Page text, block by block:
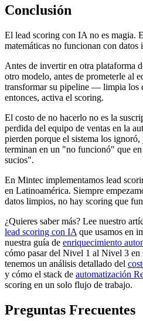
Conclusión
El lead scoring con IA no es magia.
matemáticas no funcionan con datos
Antes de invertir en otra plataforma
otro modelo, antes de prometerle al
transformar su pipeline — limpia los
entonces, activa el scoring.
El costo de no hacerlo no es la
perdida del equipo de ventas en la
pierden porque el sistema los ignoró,
terminan en un "no funcionó" que en
sucios".
En Mintec implementamos lead
en Latinoamérica. Siempre
datos limpios, no hay scoring que
¿Quieres saber más? Lee nuestro
lead scoring con IA que usamos en
nuestra guía de enriquecimiento
cómo pasar del Nivel 1 al Nivel 3 en
tenemos un análisis detallado del
y cómo el stack de automatización
scoring en un solo flujo de trabajo.
Preguntas Frecuentes